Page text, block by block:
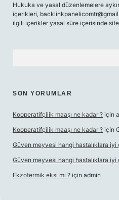
Hukuka ve yasal düzenlemelere
içerikleri,
ilgili içerikler yasal süre içerisinde
SON YORUMLAR
Kooperatifçilik maaşı ne kadar ? için
Kooperatifçilik maaşı ne kadar ? için
Güven meyvesi hangi hastalıklara iyi
Güven meyvesi hangi hastalıklara iyi
Ekzotermik eksi mi ? için admin